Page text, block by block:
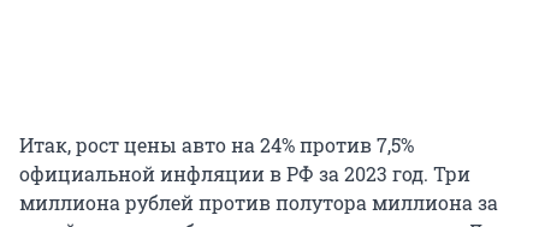
Итак, рост цены авто на 24% против 7,5%
официальной инфляции в РФ за 2023 год. Три
миллиона рублей против полутора миллиона за